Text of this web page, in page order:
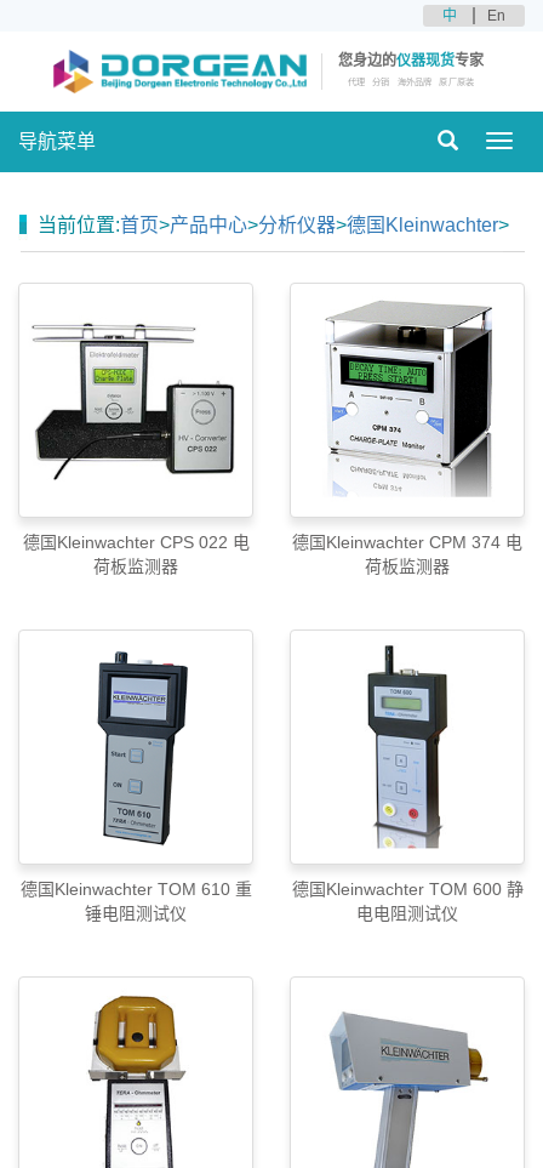
中 En
您身边的仪器现货专家
代理 分销 海外品牌 原厂原装
导航菜单
当前位置:首页>产品中心>分析仪器>德国Kleinwachter>
德国Kleinwachter CPS 022 电
荷板监测器
德国Kleinwachter CPM 374 电
荷板监测器
德国Kleinwachter TOM 610 重
锤电阻测试仪
德国Kleinwachter TOM 600 静
电电阻测试仪